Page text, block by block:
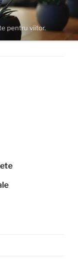
pentru viitor.